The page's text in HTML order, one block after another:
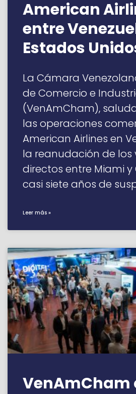
American
entre
Estados
La Cámara
de Comercio e
(VenAmCham),
las operaciones
American Airlines en
la reanudación de los
directos entre Miami y
casi siete años de
Leer más »
VenAmCham